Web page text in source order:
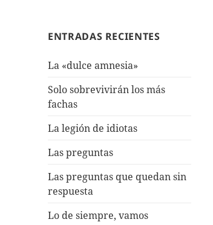
ENTRADAS RECIENTES
La «dulce amnesia»
Solo sobrevivirán los más
fachas
La legión de idiotas
Las preguntas
Las preguntas que quedan sin
respuesta
Lo de siempre, vamos